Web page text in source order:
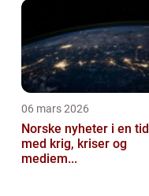
06 mars 2026
Norske nyheter i en tid
med krig, kriser og
mediem...